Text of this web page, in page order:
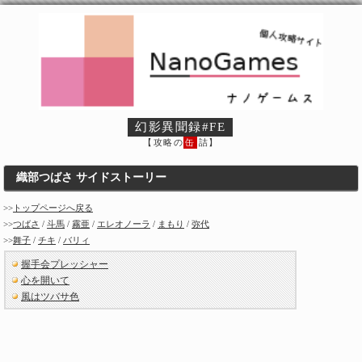
幻影異聞録#FE
【攻略の 缶 詰】
織部つばさ サイドストーリー
>> トップページへ戻る
>>つばさ / 斗馬 / 霧亜 / エレオノーラ / まもり / 弥代
>>舞子 / チキ / バリィ
握手会プレッシャー
心を開いて
風はツバサ色